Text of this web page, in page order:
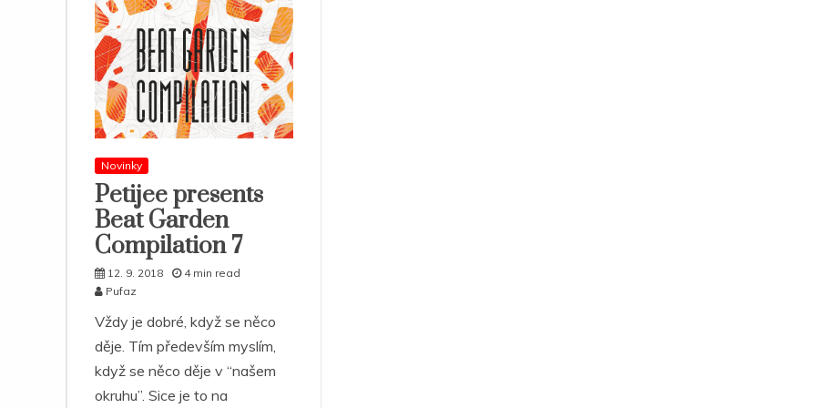
Novinky
Petijee presents
Beat Garden
Compilation 7
12. 9. 2018
4 min read
Pufaz
Vždy je dobré, když se něco
děje. Tím především myslím,
když se něco děje v “našem
okruhu”. Sice je to na